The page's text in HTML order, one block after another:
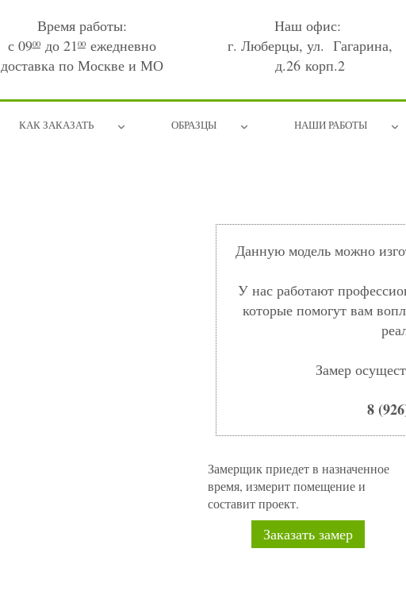
Время работы:
с 0900до 2100ежедневно
доставка по Москве и МО
Наш офис:
г. Люберцы, ул. Гагарина,
д.26 корп.2
КАК ЗАКАЗАТЬ ОБРАЗЦЫ НАШИ РАБОТЫ
Данную модель можно
У нас работают
которые помогут вам
Замер
8
Замерщик приедет в назначенное
время, измерит помещение и
составит проект.
Заказать замер